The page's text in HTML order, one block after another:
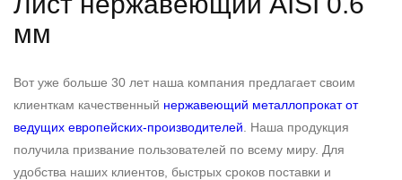
мм
Вот уже больше 30 лет наша компания предлагает своим
клиенткам качественный нержавеющий металлопрокат от
ведущих европейских-производителей . Наша продукция
получила призвание пользователей по всему миру. Для
удобства наших клиентов, быстрых сроков поставки и